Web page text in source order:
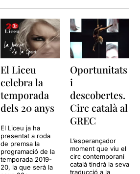
El Liceu
celebra la
temporada
dels 20 anys
El Liceu ja ha
presentat a roda
de premsa la
programació de la
temporada 2019-
20, la que serà la
Oportunitats
i
descobertes.
Circ català al
GREC
L’esperançador
moment que viu el
circ contemporani
català tindrà la seva
traducció a la